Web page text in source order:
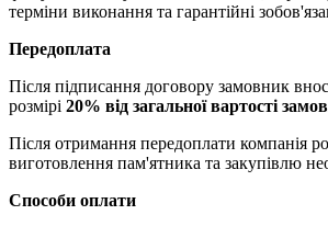
терміни виконання та гарантійні
Передоплата
Після підписання договору замовник
розмірі 20% від загальної вартості
Після отримання передоплати компанія
виготовлення пам'ятника та закупівлю
Способи оплати